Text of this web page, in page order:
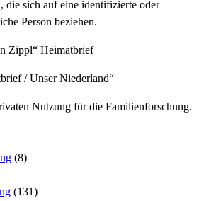
sich auf eine identifizierte oder
Person beziehen.
Zippl“ Heimatbrief
/ Unser Niederland“
Nutzung für die Familienforschung.
(8)
(131)